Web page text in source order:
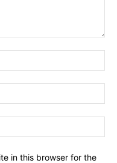
in this browser for the